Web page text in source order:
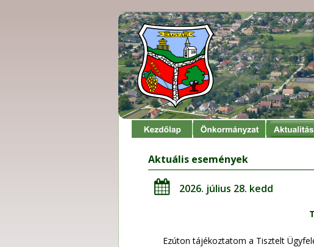
Aktuális események
2026. július 28. kedd
Ezúton tájékoztatom a Tisztelt